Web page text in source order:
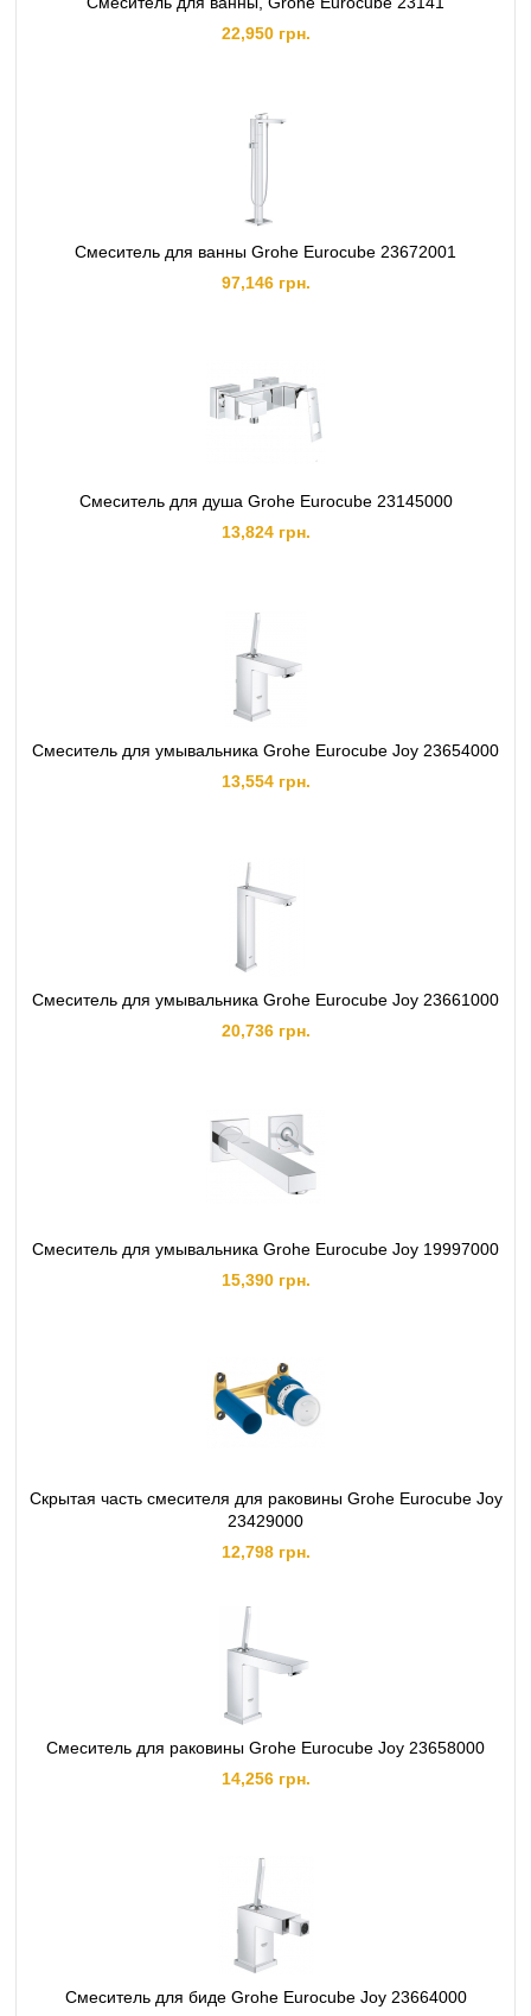
22,950 грн.
Cмеситель для ванны Grohe Eurocube 23672001
97,146 грн.
Смеситель для душа Grohe Eurocube 23145000
13,824 грн.
Смеситель для умывальника Grohe Eurocube Joy 23654000
13,554 грн.
Смеситель для умывальника Grohe Eurocube Joy 23661000
20,736 грн.
Смеситель для умывальника Grohe Eurocube Joy 19997000
15,390 грн.
Скрытая часть смесителя для раковины Grohe Eurocube Joy
23429000
12,798 грн.
Смеситель для раковины Grohe Eurocube Joy 23658000
14,256 грн.
Смеситель для биде Grohe Eurocube Joy 23664000